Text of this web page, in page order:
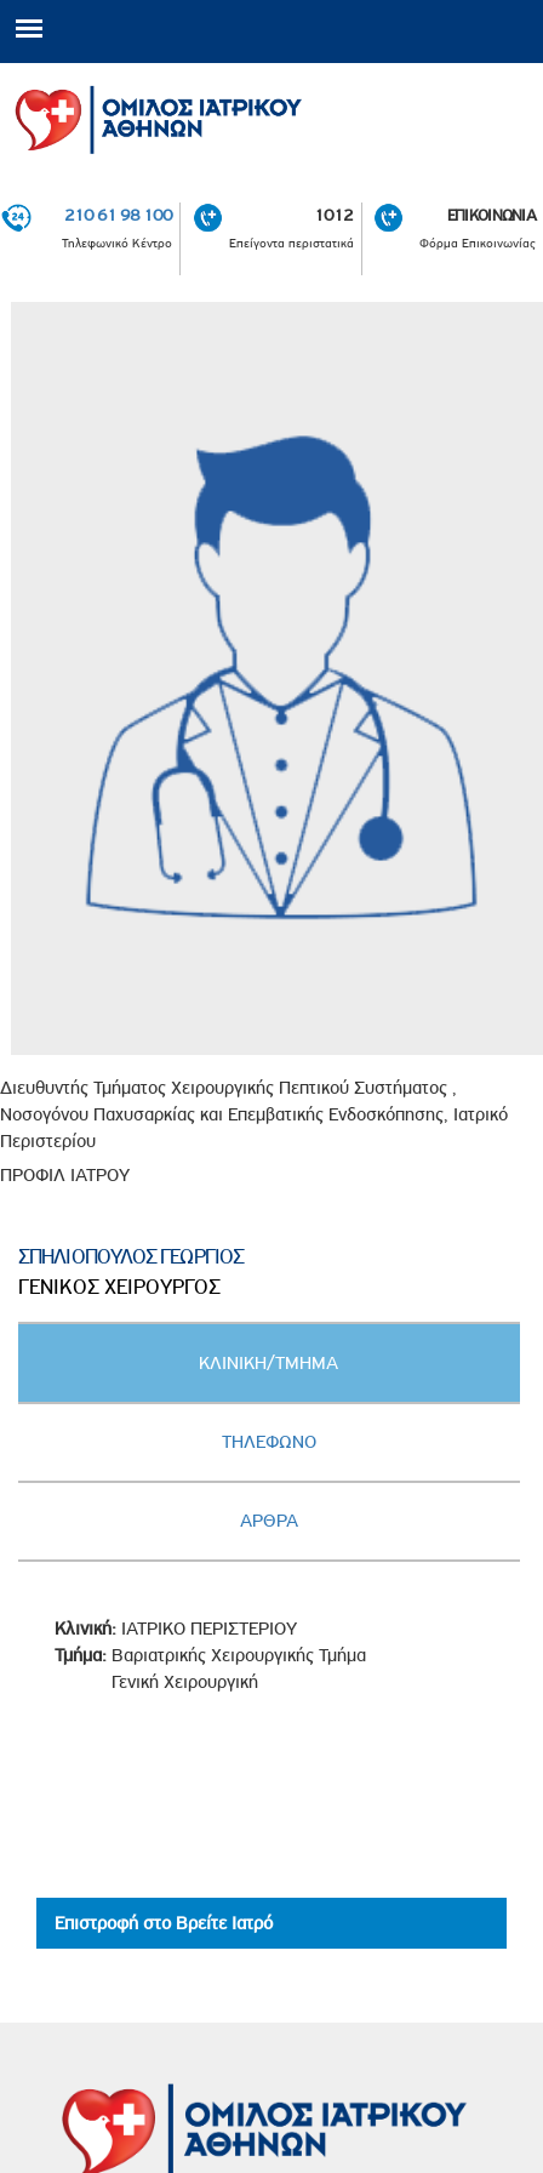
210 61 98 100
Τηλεφωνικό Κέντρο
1012
Επείγοντα περιστατικά
ΕΠΙΚΟΙΝΩΝΙΑ
Φόρμα Επικοινωνίας
Διευθυντής Τμήματος Χειρουργικής Πεπτικού Συστήματος ,
Νοσογόνου Παχυσαρκίας και Επεμβατικής Ενδοσκόπησης, Ιατρικό
Περιστερίου
ΠΡΟΦΙΛ ΙΑΤΡΟΥ
ΣΠΗΛΙΟΠΟΥΛΟΣ ΓΕΩΡΓΙΟΣ
ΓΕΝΙΚΟΣ ΧΕΙΡΟΥΡΓΟΣ
ΚΛΙΝΙΚΗ/ΤΜΗΜΑ
ΤΗΛΕΦΩΝΟ
ΑΡΘΡΑ
Κλινική: ΙΑΤΡΙΚΟ ΠΕΡΙΣΤΕΡΙΟΥ
Τμήμα: Βαριατρικής Χειρουργικής Τμήμα
Γενική Χειρουργική
Επιστροφή στο Βρείτε Ιατρό